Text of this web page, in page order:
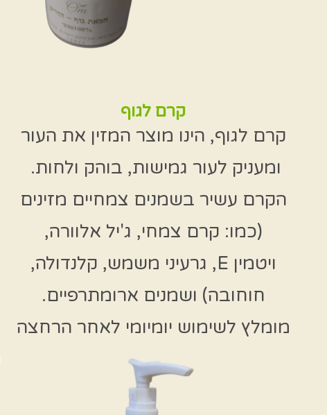
קרם לגוף
קרם לגוף, הינו מוצר המזין את העור
ומעניק לעור גמישות, בוהק ולחות.
הקרם עשיר בשמנים צמחיים מזינים
(כמו: קרם צמחי, ג'יל אלוורה,
ויטמין E, גרעיני משמש, קלנדולה,
חוחובה) ושמנים ארומתרפיים.
מומלץ לשימוש יומיומי לאחר הרחצה